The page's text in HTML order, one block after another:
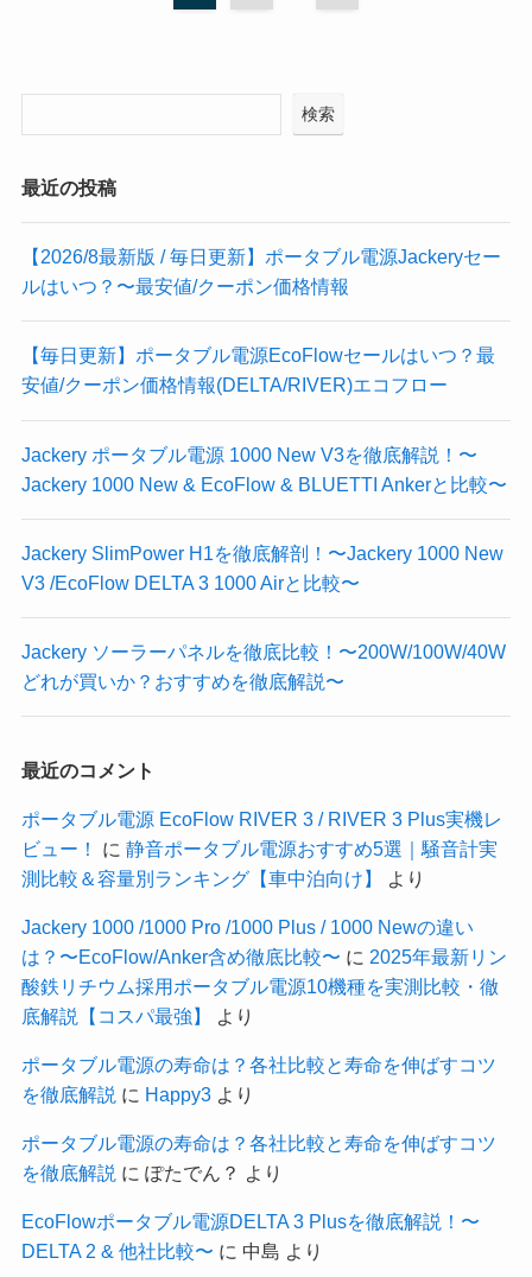
検索
最近の投稿
【2026/8最新版 / 毎日更新】ポータブル電源Jackeryセー
ルはいつ？〜最安値/クーポン価格情報
【毎日更新】ポータブル電源EcoFlowセールはいつ？最
安値/クーポン価格情報(DELTA/RIVER)エコフロー
Jackery ポータブル電源 1000 New V3を徹底解説！〜
Jackery 1000 New & EcoFlow & BLUETTI Ankerと比較〜
Jackery SlimPower H1を徹底解剖！〜Jackery 1000 New
V3 /EcoFlow DELTA 3 1000 Airと比較〜
Jackery ソーラーパネルを徹底比較！〜200W/100W/40W
どれが買いか？おすすめを徹底解説〜
最近のコメント
ポータブル電源 EcoFlow RIVER 3 / RIVER 3 Plus実機レ
ビュー！
に 静音ポータブル電源おすすめ5選｜騒音計実
測比較＆容量別ランキング【車中泊向け】
より
Jackery 1000 /1000 Pro /1000 Plus / 1000 Newの違い
は？〜EcoFlow/Anker含め徹底比較〜 に 2025年最新リン
酸鉄リチウム採用ポータブル電源10機種を実測比較・徹
底解説【コスパ最強】
より
ポータブル電源の寿命は？各社比較と寿命を伸ばすコツ
を徹底解説 に Happy3より
ポータブル電源の寿命は？各社比較と寿命を伸ばすコツ
を徹底解説 に ぽたでん？ より
EcoFlowポータブル電源DELTA 3 Plusを徹底解説！〜
DELTA 2 & 他社比較〜 に 中島 より